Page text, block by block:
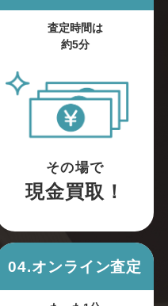
査定時間は
約5分
その場で
現金買取！
04.オンライン査定